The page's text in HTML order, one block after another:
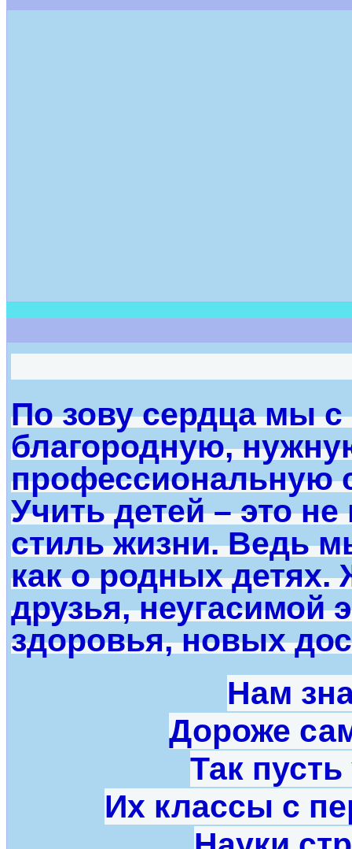
По зову сердца мы
благородную,
профессиональную
Учить детей – это
стиль жизни. Ведь
как о родных
друзья, неугасимой
здоровья, новых
Нам
Дороже
Так
Их классы с